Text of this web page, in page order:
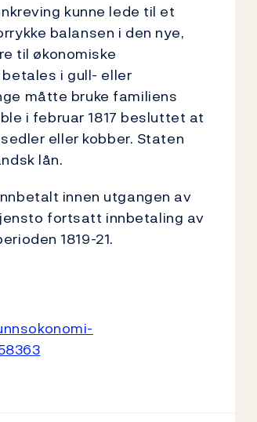
kunne lede til et
balansen i den nye,
til økonomiske
i gull- eller
måtte bruke familiens
i februar 1817 besluttet at
eller kobber. Staten
lån.
innen utgangen av
fortsatt innbetaling av
1819-21.